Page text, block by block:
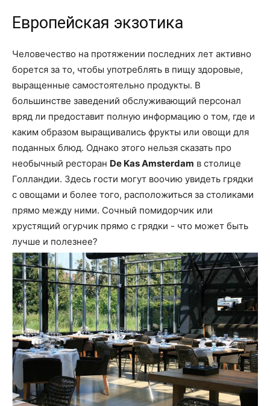
Европейская экзотика
Человечество на протяжении последних лет активно
борется за то, чтобы употреблять в пищу здоровые,
выращенные самостоятельно продукты. В
большинстве заведений обслуживающий персонал
вряд ли предоставит полную информацию о том, где и
каким образом выращивались фрукты или овощи для
поданных блюд. Однако этого нельзя сказать про
необычный ресторан De Kas Amsterdam в столице
Голландии. Здесь гости могут воочию увидеть грядки
с овощами и более того, расположиться за столиками
прямо между ними. Сочный помидорчик или
хрустящий огурчик прямо с грядки - что может быть
лучше и полезнее?